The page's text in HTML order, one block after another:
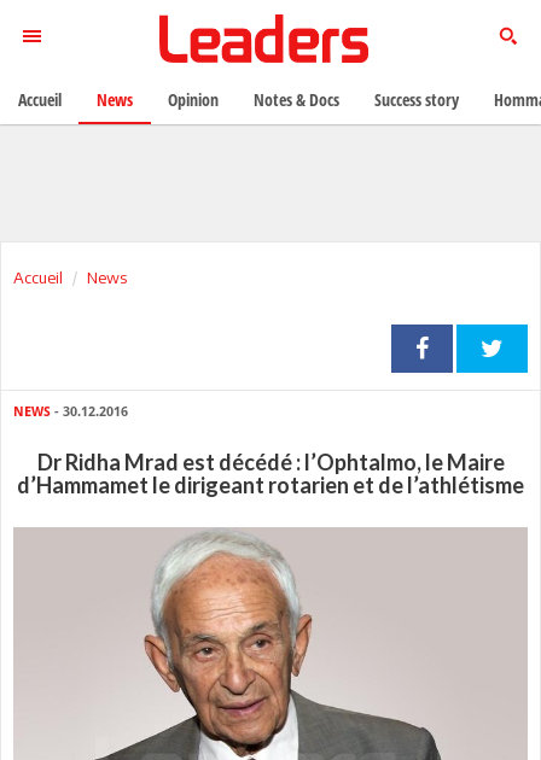
Accueil News
NEWS - 30.12.2016
Dr Ridha Mrad est décédé : l’Ophtalmo, le Maire
d’Hammamet le dirigeant rotarien et de l’athlétisme
Accueil News Opinion Notes & Docs Success story